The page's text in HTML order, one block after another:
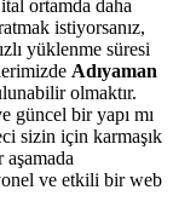
ortamda daha
istiyorsanız,
yüklenme süresi
Adıyaman
olmaktır.
güncel bir yapı mı
sizin için karmaşık
ve etkili bir web